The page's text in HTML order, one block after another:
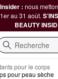
: nous
au 31 août.
BEAUTY
pour le corps
pour peau sèche